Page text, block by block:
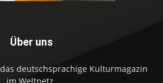
Über uns
das deutschsprachige Kulturmagazin